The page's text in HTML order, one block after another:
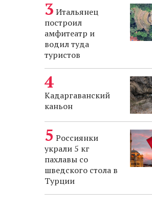
Итальянец
построил
амфитеатр и
водил туда
туристов
Кадаргаванский
каньон
Россиянки
украли 5 кг
пахлавы со
шведского стола в
Турции